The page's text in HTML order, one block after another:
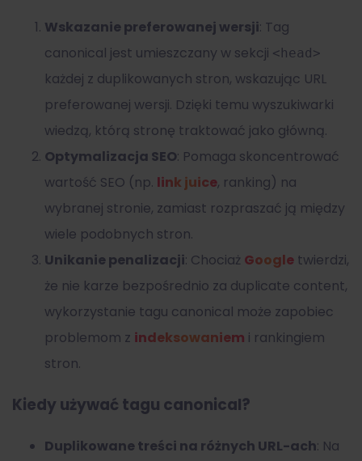
Wskazanie preferowanej wersji: Tag
canonical jest umieszczany w sekcji <head>
każdej z duplikowanych stron, wskazując URL
preferowanej wersji. Dzięki temu wyszukiwarki
wiedzą, którą stronę traktować jako główną.
Optymalizacja SEO: Pomaga skoncentrować
wartość SEO (np. link juice, ranking) na
wybranej stronie, zamiast rozpraszać ją między
wiele podobnych stron.
Unikanie penalizacji: Chociaż Google twierdzi,
że nie karze bezpośrednio za duplicate content,
wykorzystanie tagu canonical może zapobiec
problemom z indeksowaniem i rankingiem
stron.
Kiedy używać tagu canonical?
Duplikowane treści na różnych URL-ach: Na